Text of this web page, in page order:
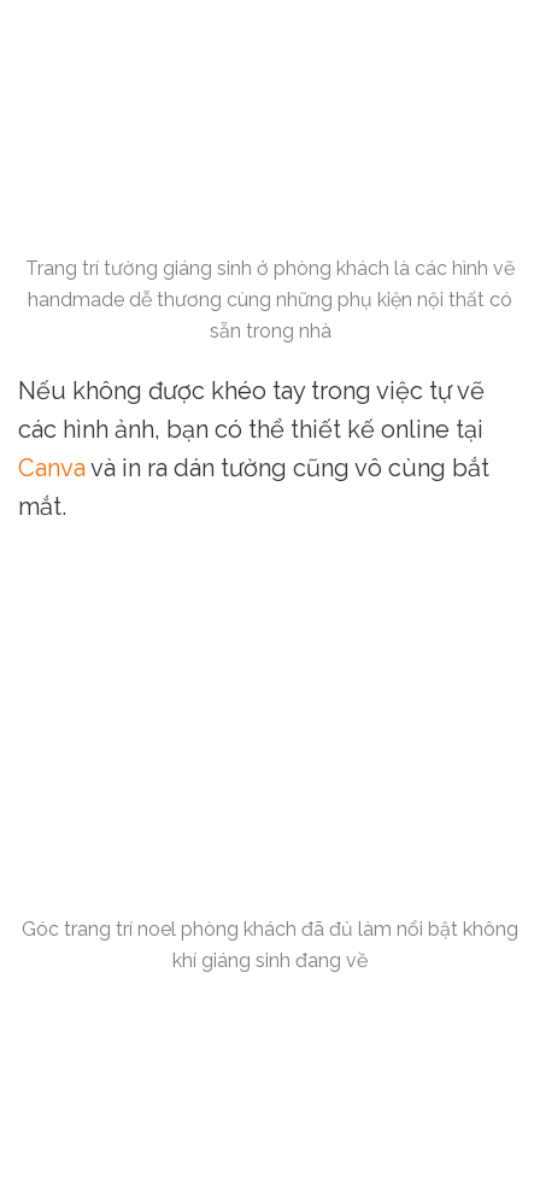
Trang trí tường giáng sinh ở phòng khách là các hình vẽ
handmade dễ thương cùng những phụ kiện nội thất có
sẵn trong nhà
Nếu không được khéo tay trong việc tự vẽ
các hình ảnh, bạn có thể thiết kế online tại
Canvavà in ra dán tường cũng vô cùng bắt
mắt.
Góc trang trí noel phòng khách đã đủ làm nổi bật không
khí giáng sinh đang về